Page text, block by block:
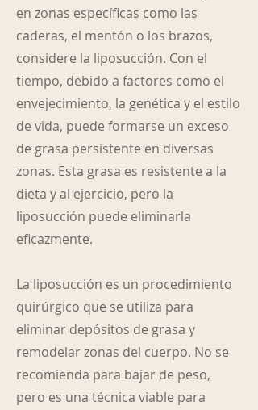
en zonas específicas como las
caderas, el mentón o los brazos,
considere la liposucción. Con el
tiempo, debido a factores como el
envejecimiento, la genética y el estilo
de vida, puede formarse un exceso
de grasa persistente en diversas
zonas. Esta grasa es resistente a la
dieta y al ejercicio, pero la
liposucción puede eliminarla
eficazmente.
La liposucción es un procedimiento
quirúrgico que se utiliza para
eliminar depósitos de grasa y
remodelar zonas del cuerpo. No se
recomienda para bajar de peso,
pero es una técnica viable para